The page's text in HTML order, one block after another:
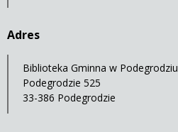
Adres
Biblioteka Gminna w Podegrodziu
Podegrodzie 525
33-386 Podegrodzie